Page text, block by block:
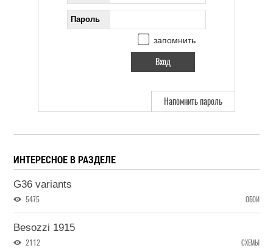
Пароль
запомнить
Напомнить пароль
ИНТЕРЕСНОЕ В РАЗДЕЛЕ
G36 variants
5475 ОБОИ
Besozzi 1915
2112 СХЕМЫ